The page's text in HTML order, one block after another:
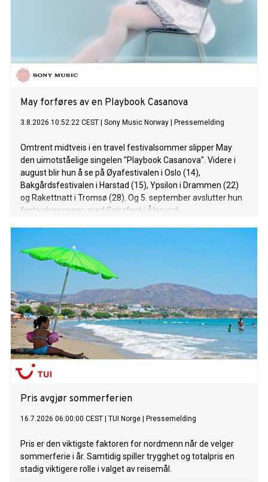
May forføres av en Playbook Casanova
3.8.2026 10:52:22 CEST Sony Music Norway Pressemelding
Omtrent midtveis i en travel festivalsommer slipper May
den uimotståelige singelen "Playbook Casanova". Videre i
august blir hun å se på Øyafestivalen i Oslo (14),
Bakgårdsfestivalen i Harstad (15), Ypsilon i Drammen (22)
og Rakettnatt i Tromsø (28). Og 5. september avslutter hun
festivalsesongen med Spirefest i Ålesund.
Pris avgjør sommerferien
16.7.2026 06:00:00 CEST TUI Norge Pressemelding
Pris er den viktigste faktoren for nordmenn når de velger
sommerferie i år. Samtidig spiller trygghet og totalpris en
stadig viktigere rolle i valget av reisemål.